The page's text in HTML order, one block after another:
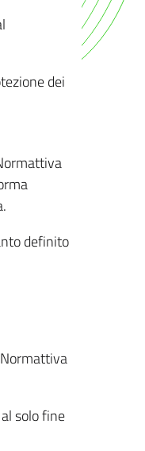
dei
definito
solo fine